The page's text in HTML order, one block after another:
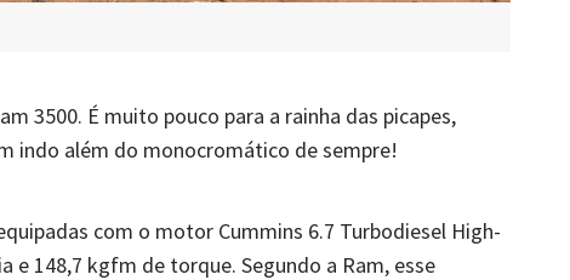
3500. É muito pouco para a rainha das picapes,
indo além do monocromático de sempre!
com o motor Cummins 6.7 Turbodiesel High-
e 148,7 kgfm de torque. Segundo a Ram, esse